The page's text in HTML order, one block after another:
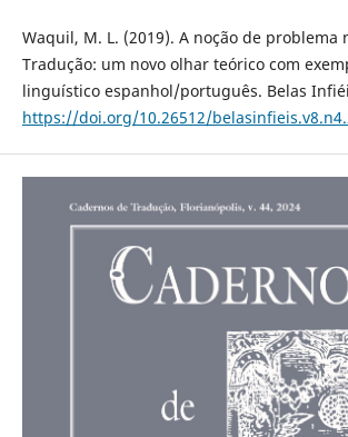
Waquil, M. L. (2019). A noção de problema
Tradução: um novo olhar teórico com
linguístico espanhol/português. Belas
https://doi.org/10.26512/